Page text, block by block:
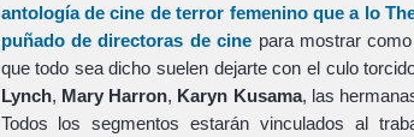
antología de cine de terror femenino que a lo
puñado de directoras de cine para mostrar
que todo sea dicho suelen dejarte con el culo
Lynch, Mary Harron, Karyn Kusama, las
Todos los segmentos estarán vinculados al